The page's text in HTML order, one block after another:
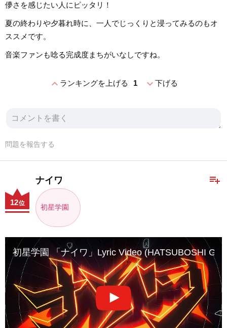
儚さを感じたい人にピッタリ！
夏の終わりや夕暮れ時に、一人でじっくりと浸ってみるのもオ
ススメです。
音楽ファンも唸る完成度まちがいなしですね。
expand_lessランキングを上げる 1 expand_more下げる
問題を報告する
playlist_add
ナイワ
初星学園
12位
初星学園 「ナイワ」Lyric Video (HATSUBOSHI